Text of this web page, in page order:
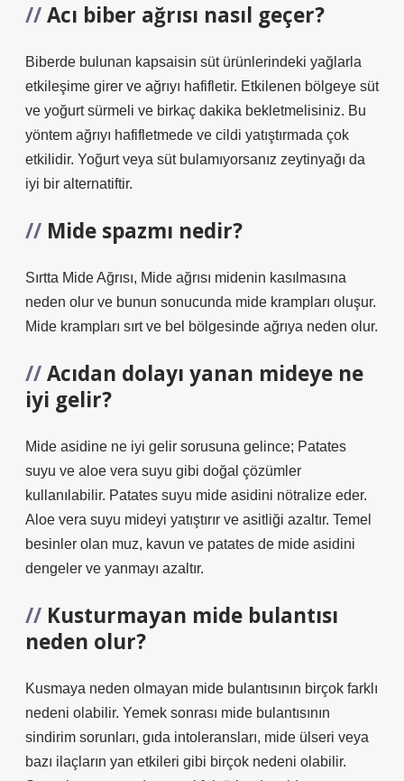
Acı biber ağrısı nasıl geçer?
Biberde bulunan kapsaisin süt ürünlerindeki yağlarla
etkileşime girer ve ağrıyı hafifletir. Etkilenen bölgeye süt
ve yoğurt sürmeli ve birkaç dakika bekletmelisiniz. Bu
yöntem ağrıyı hafifletmede ve cildi yatıştırmada çok
etkilidir. Yoğurt veya süt bulamıyorsanız zeytinyağı da
iyi bir alternatiftir.
Mide spazmı nedir?
Sırtta Mide Ağrısı, Mide ağrısı midenin kasılmasına
neden olur ve bunun sonucunda mide krampları oluşur.
Mide krampları sırt ve bel bölgesinde ağrıya neden olur.
Acıdan dolayı yanan mideye ne
iyi gelir?
Mide asidine ne iyi gelir sorusuna gelince; Patates
suyu ve aloe vera suyu gibi doğal çözümler
kullanılabilir. Patates suyu mide asidini nötralize eder.
Aloe vera suyu mideyi yatıştırır ve asitliği azaltır. Temel
besinler olan muz, kavun ve patates de mide asidini
dengeler ve yanmayı azaltır.
Kusturmayan mide bulantısı
neden olur?
Kusmaya neden olmayan mide bulantısının birçok farklı
nedeni olabilir. Yemek sonrası mide bulantısının
sindirim sorunları, gıda intoleransları, mide ülseri veya
bazı ilaçların yan etkileri gibi birçok nedeni olabilir.